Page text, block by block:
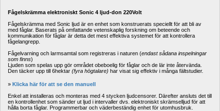
Fågelskrämma elektroniskt Sonic 4 ljud-don 220Volt
Fågelskrämma med Sonic ljud är en enhet som konstruerats speciellt för att bli av
med fåglar. Baserats på omfattande vetenskaplig forskning om beteende och
kommunikation för fåglar är detta det mest effektiva systemet för att kontrollera
fågelangrepp.
Fågelvarning och larmsamtal som registreras i naturen (endast sådana inspelningar
som finns)
Ljuden som spelas upp gör området obeboelig för fåglar och de lär inte återvända.
Den täcker upp till 6hektar (fyra högtalare) har visat sig effektiv i många fältstudier.
» Klicka här för att se den manuell
Enkel att installeras och monteras med 4 stycken ljudcensorer. Därefter ansluts det till
en kontrollenhet som sänder ut ljud i intervaller dvs. elektroniskt skrämselljud för att
hålla borta fåglar. Programmerbar och väderbeständig enhet för utomhusbruk.